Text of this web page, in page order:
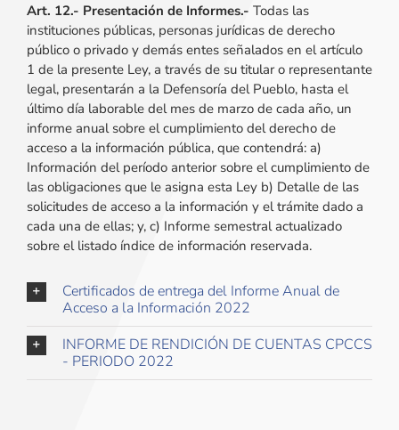
Art. 12.- Presentación de Informes.- Todas las
instituciones públicas, personas jurídicas de derecho
público o privado y demás entes señalados en el artículo
1 de la presente Ley, a través de su titular o representante
legal, presentarán a la Defensoría del Pueblo, hasta el
último día laborable del mes de marzo de cada año, un
informe anual sobre el cumplimiento del derecho de
acceso a la información pública, que contendrá: a)
Información del período anterior sobre el cumplimiento de
las obligaciones que le asigna esta Ley b) Detalle de las
solicitudes de acceso a la información y el trámite dado a
cada una de ellas; y, c) Informe semestral actualizado
sobre el listado índice de información reservada.
Certificados de entrega del Informe Anual de
Acceso a la Información 2022
INFORME DE RENDICIÓN DE CUENTAS CPCCS
- PERIODO 2022